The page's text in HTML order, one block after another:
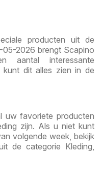
producten uit de
05-2026 brengt Scapino
aantal interessante
kunt dit alles zien in de
uw favoriete producten
zijn. Als u niet kunt
volgende week, bekijk
de categorie Kleding,